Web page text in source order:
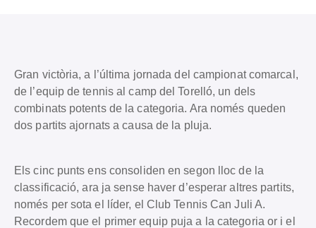
Gran victòria, a l’última jornada del campionat comarcal,
de l’equip de tennis al camp del Torelló, un dels
combinats potents de la categoria. Ara només queden
dos partits ajornats a causa de la pluja.
Els cinc punts ens consoliden en segon lloc de la
classificació, ara ja sense haver d’esperar altres partits,
només per sota el líder, el Club Tennis Can Juli A.
Recordem que el primer equip puja a la categoria or i el